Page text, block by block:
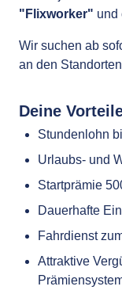
"Flixworker" und
Wir suchen ab
an den Standorten
Deine
Stundenlohn
Urlaubs- und
Startprämie
Dauerhafte
Fahrdienst
Attraktive